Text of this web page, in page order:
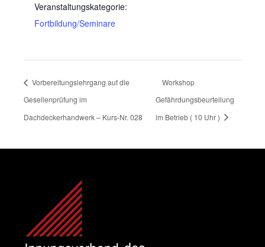
Veranstaltungskategorie:
Fortbildung/Seminare
Vorbereitungslehrgang auf die
Gesellenprüfung im
Dachdeckerhandwerk – Kurs-Nr. 028
Workshop
Gefährdungsbeurteilung
im Betrieb ( 10 Uhr )